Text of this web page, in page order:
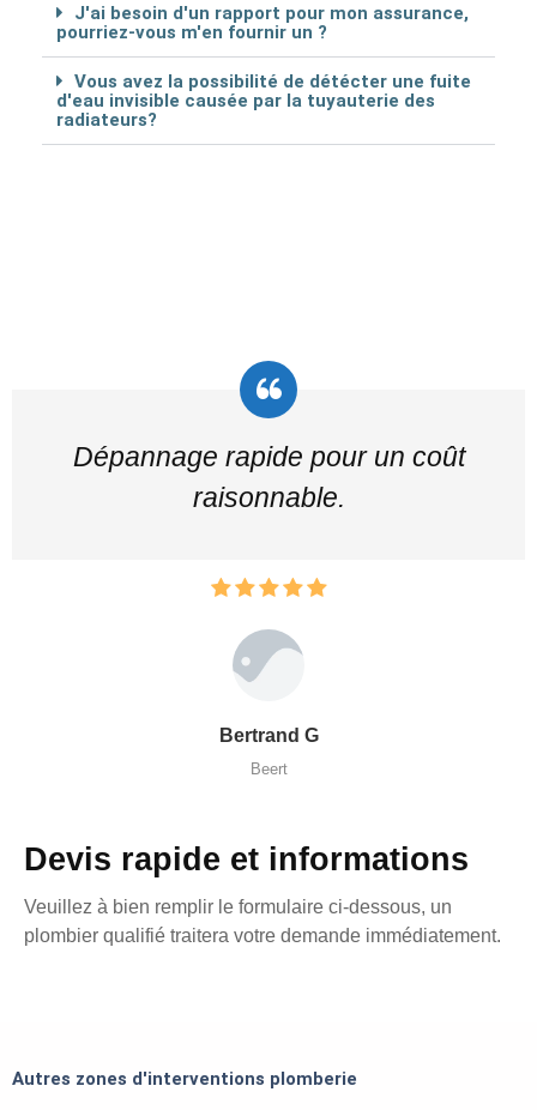
J'ai besoin d'un rapport pour mon assurance,
pourriez-vous m'en fournir un ?
Vous avez la possibilité de détécter une fuite
d'eau invisible causée par la tuyauterie des
radiateurs?
Dépannage rapide pour un coût
raisonnable.
Bertrand G
Beert
Devis rapide et informations
Veuillez à bien remplir le formulaire ci-dessous, un
plombier qualifié traitera votre demande immédiatement.
Autres zones d'interventions plomberie